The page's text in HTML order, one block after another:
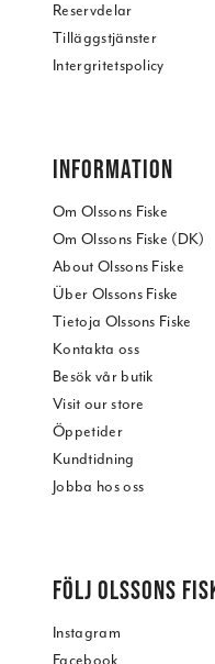
Reservdelar
Tilläggstjänster
Intergritetspolicy
INFORMATION
Om Olssons Fiske
Om Olssons Fiske (DK)
About Olssons Fiske
Über Olssons Fiske
Tietoja Olssons Fiske
Kontakta oss
Besök vår butik
Visit our store
Öppetider
Kundtidning
Jobba hos oss
FÖLJ OLSSONS
Instagram